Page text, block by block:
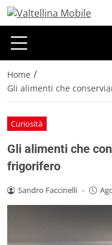
Home /
Gli alimenti che
Curiosità
Gli alimenti che
frigorifero
Sandro Faccinelli -